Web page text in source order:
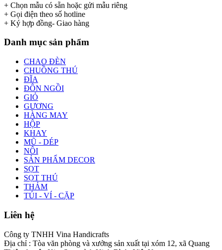
+ Chọn mẫu có sẵn hoặc gửi mẫu riêng
+ Gọi điện theo số hotline
+ Ký hợp đồng- Giao hàng
Danh mục sản phẩm
CHAO ĐÈN
CHUỒNG THÚ
ĐĨA
ĐÔN NGỒI
GIỎ
GƯƠNG
HÀNG MAY
HỘP
KHAY
MŨ - DÉP
NÔI
SẢN PHẨM DECOR
SỌT
SỌT THÚ
THẢM
TÚI - VÍ - CẶP
Liên hệ
Công ty TNHH Vina Handicrafts
Địa chỉ : Tòa văn phòng và xưởng sản xuất tại xóm 12, xã Quang